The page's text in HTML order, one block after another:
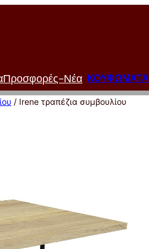
Προσφορές-Νέα ΚΟΥΦΩΜΑΤΑ
/ Irene τραπέζια συμβουλίου